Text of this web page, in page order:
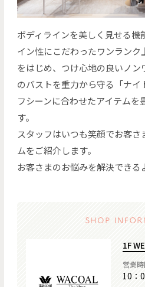
ボディラインを美しく見せる機
イン性にこだわったワンランク
をはじめ、つけ心地の良いノ
のバストを重力から守る「ナイ
フシーンに合わせたアイテムを
す。
スタッフはいつも笑顔でお客
ムをご紹介します。
お客さまのお悩みを解決できる
1F
営業
10：